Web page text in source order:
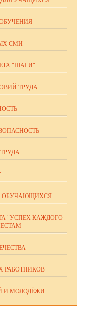
СМИ
"ШАГИ"
ТРУДА
ОБУЧАЮЩИХСЯ
"УСПЕХ КАЖДОГО
РАБОТНИКОВ
И МОЛОДЁЖИ